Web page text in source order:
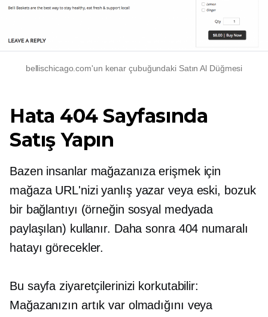
bellischicago.com'un kenar çubuğundaki Satın Al Düğmesi
Hata 404 Sayfasında
Satış Yapın
Bazen insanlar mağazanıza erişmek için
mağaza URL'nizi yanlış yazar veya eski, bozuk
bir bağlantıyı (örneğin sosyal medyada
paylaşılan) kullanır. Daha sonra 404 numaralı
hatayı görecekler.
Bu sayfa ziyaretçilerinizi korkutabilir:
Mağazanızın artık var olmadığını veya